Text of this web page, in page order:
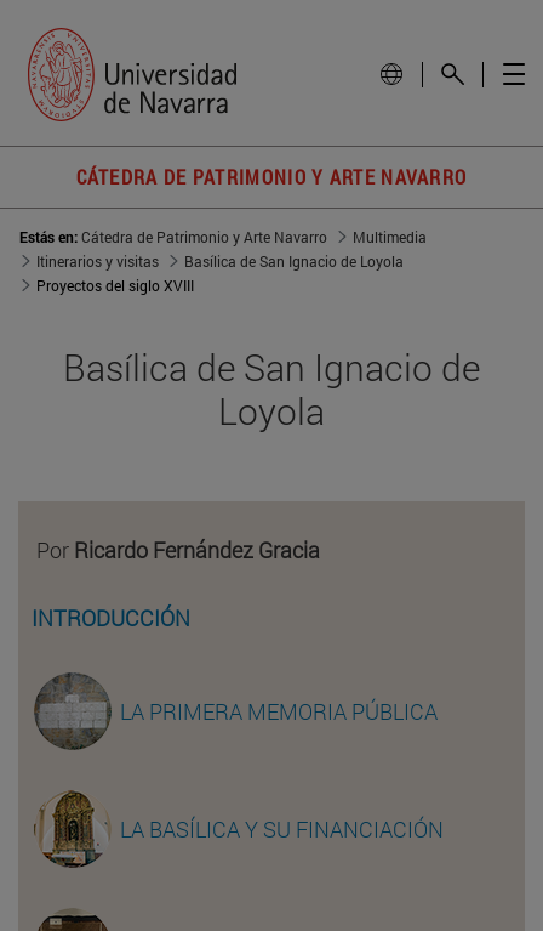
CÁTEDRA DE PATRIMONIO Y ARTE NAVARRO
Estás en:Cátedra de Patrimonio y Arte Navarro
Multimedia
Itinerarios y visitas
Basílica de San Ignacio de Loyola
Proyectos del siglo XVIII
Basílica de San Ignacio de
Loyola
Por Ricardo Fernández Gracia
INTRODUCCIÓN
LA PRIMERA MEMORIA PÚBLICA
LA BASÍLICA Y SU FINANCIACIÓN